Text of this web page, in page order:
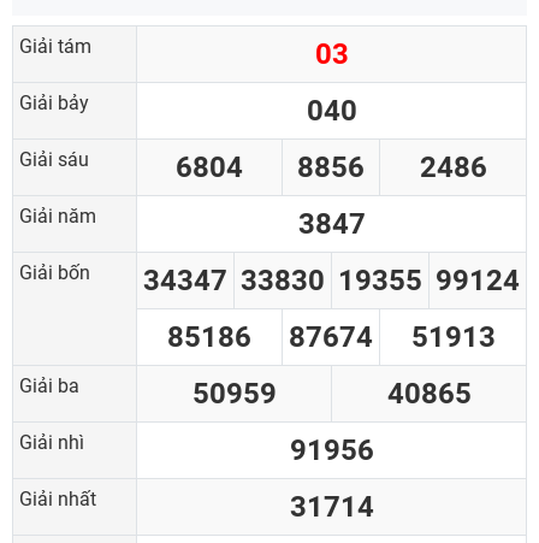
Giải tám 03
Giải bảy 040
Giải sáu 6804 8856 2486
Giải năm 3847
Giải bốn 34347 33830 19355 99124
85186
87674 51913
Giải ba 50959 40865
Giải nhì 91956
Giải nhất 31714